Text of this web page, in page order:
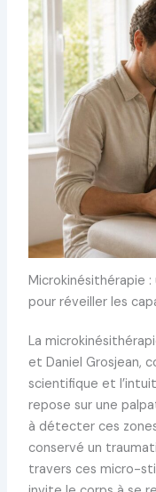
Microkinésithérapie
pour réveiller les
La
et Daniel Grosjean,
scientifique et
repose sur une
à détecter ces
conservé un
travers ces micro-